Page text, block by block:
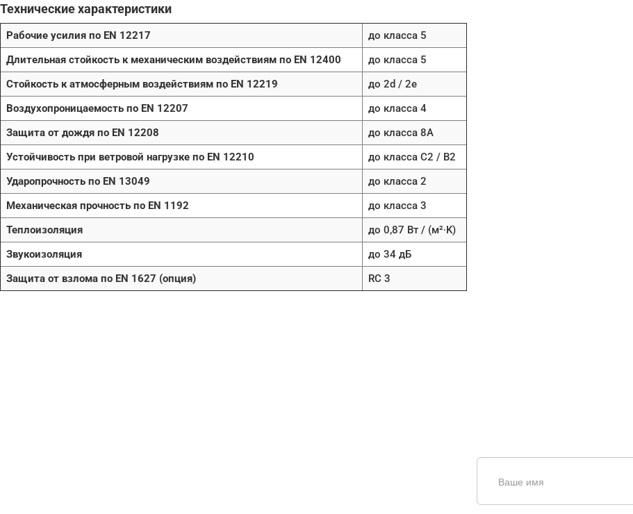
Технические характеристики
Рабочие усилия по EN 12217
до класса 5
Длительная стойкость к механическим воздействиям по EN 12400
до класса 5
Стойкость к атмосферным воздействиям по EN 12219
до 2d / 2e
Воздухопроницаемость по EN 12207
до класса 4
Защита от дождя по EN 12208
до класса 8A
Устойчивость при ветровой нагрузке по EN 12210
до класса C2 / B2
Ударопрочность по EN 13049
до класса 2
Механическая прочность по EN 1192
до класса 3
Теплоизоляция
до 0,87 Вт / (м²∙K)
Звукоизоляция
до 34 дБ
Защита от взлома по EN 1627 (опция)
RC 3